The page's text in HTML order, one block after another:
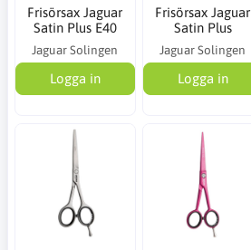
Frisörsax Jaguar
Satin Plus E40
Jaguar Solingen
Logga in
Frisörsax Jaguar
Satin Plus
Jaguar Solingen
Logga in